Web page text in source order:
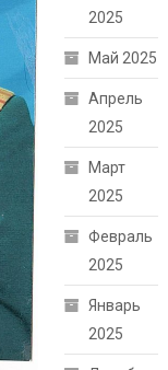
2025
Май 2025
Апрель
2025
Март
2025
Февраль
2025
Январь
2025